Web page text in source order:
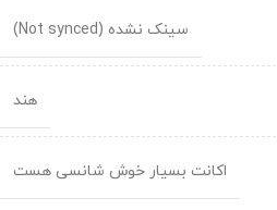
سینک نشده (Not synced)
هند
اکانت بسیار خوش شانسی هست